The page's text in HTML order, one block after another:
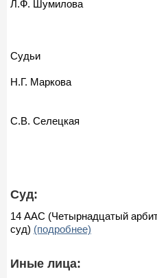
Л.Ф. Шумилова
Судьи
Н.Г. Маркова
С.В. Селецкая
Суд:
14 ААС (Четырнадцатый
суд) (подробнее)
Иные лица: